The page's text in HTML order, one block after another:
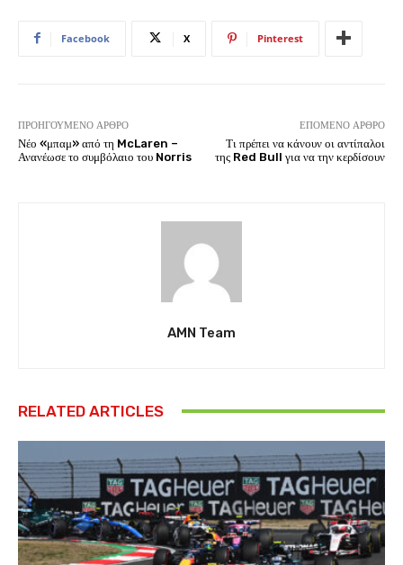
Facebook X Pinterest
ΠΡΟΗΓΟΎΜΕΝΟ ΆΡΘΡΟ
Νέο «μπαμ» από τη McLaren –
Ανανέωσε το συμβόλαιο του Norris
ΕΠΌΜΕΝΟ ΆΡΘΡΟ
Τι πρέπει να κάνουν οι αντίπαλοι
της Red Bull για να την κερδίσουν
AMN Team
RELATED ARTICLES